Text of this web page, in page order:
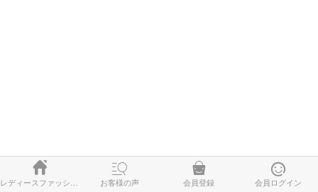
 
お客様の声

会員登録

会員ログイン